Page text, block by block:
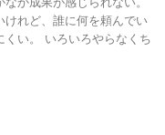
けれど、誰に何を頼んでい
くい。 いろいろやらなくち